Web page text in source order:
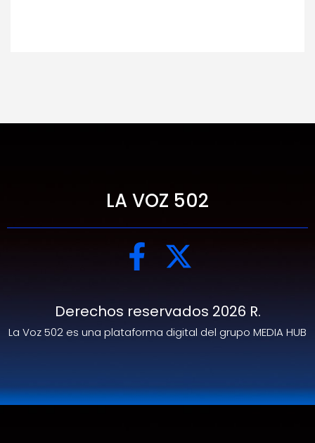
LA VOZ 502
Derechos reservados 2026 R.
La Voz 502 es una plataforma digital del grupo MEDIA HUB